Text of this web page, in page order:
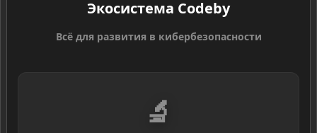
Экосистема Codeby
Всё для развития в кибербезопасности
🔬